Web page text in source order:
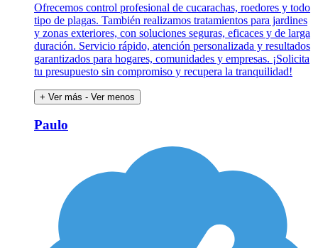
Ofrecemos control profesional de cucarachas, roedores y todo
tipo de plagas. También realizamos tratamientos para jardines
y zonas exteriores, con soluciones seguras, eficaces y de larga
duración. Servicio rápido, atención personalizada y resultados
garantizados para hogares, comunidades y empresas. ¡Solicita
tu presupuesto sin compromiso y recupera la tranquilidad!
+ Ver más - Ver menos
Paulo